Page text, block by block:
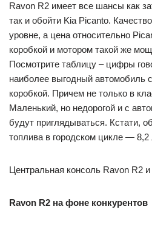
Ravon R2 имеет все шансы как
так и обойти Kia Picanto.
уровне, а цена относительно
коробкой и мотором такой же
Посмотрите таблицу – цифры
наиболее выгодный автомобиль
коробкой. Причем не только в
Маленький, но недорогой и с
будут приглядываться. Кстати,
топлива в городском цикле — 8,2
Центральная консоль Ravon R2
Ravon R2 на фоне конкурентов